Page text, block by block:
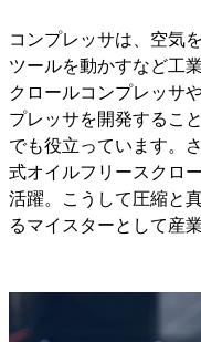
コンプレッサは、空気
ツールを動かすなど工
クロールコンプレッサ
プレッサを開発するこ
でも役立っています。
式オイルフリースクロ
活躍。こうして圧縮と
るマイスターとして産